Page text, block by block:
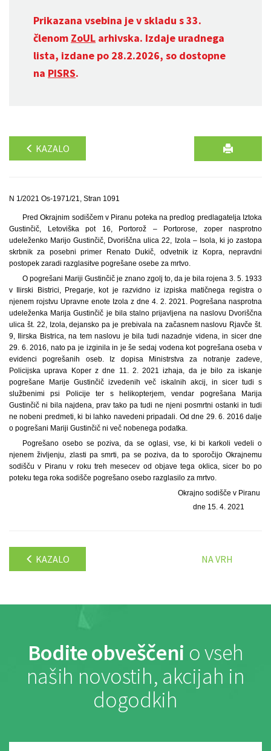
Prikazana vsebina je v skladu s 33.
členom ZoUL arhivska. Izdaje uradnega
lista, izdane po 28.2.2026, so dostopne
na PISRS.
KAZALO
N 1/2021 Os-1971/21, Stran 1091
Pred Okrajnim sodiščem v Piranu poteka na predlog predlagatelja Iztoka
Gustinčič, Letoviška pot 16, Portorož – Portorose, zoper nasprotno
udeleženko Marijo Gustinčič, Dvoriščna ulica 22, Izola – Isola, ki jo zastopa
skrbnik za posebni primer Renato Dukič, odvetnik iz Kopra, nepravdni
postopek zaradi razglasitve pogrešane osebe za mrtvo.
O pogrešani Mariji Gustinčič je znano zgolj to, da je bila rojena 3. 5. 1933
v Ilirski Bistrici, Pregarje, kot je razvidno iz izpiska matičnega registra o
njenem rojstvu Upravne enote Izola z dne 4. 2. 2021. Pogrešana nasprotna
udeleženka Marija Gustinčič je bila stalno prijavljena na naslovu Dvoriščna
ulica št. 22, Izola, dejansko pa je prebivala na začasnem naslovu Rjavče št.
9, Ilirska Bistrica, na tem naslovu je bila tudi nazadnje videna, in sicer dne
29. 6. 2016, nato pa je izginila in je še sedaj vodena kot pogrešana oseba v
evidenci pogrešanih oseb. Iz dopisa Ministrstva za notranje zadeve,
Policijska uprava Koper z dne 11. 2. 2021 izhaja, da je bilo za iskanje
pogrešane Marije Gustinčič izvedenih več iskalnih akcij, in sicer tudi s
službenimi psi Policije ter s helikopterjem, vendar pogrešana Marija
Gustinčič ni bila najdena, prav tako pa tudi ne njeni posmrtni ostanki in tudi
ne nobeni predmeti, ki bi lahko navedeni pripadali. Od dne 29. 6. 2016 dalje
o pogrešani Mariji Gustinčič ni več nobenega podatka.
Pogrešano osebo se poziva, da se oglasi, vse, ki bi karkoli vedeli o
njenem življenju, zlasti pa smrti, pa se poziva, da to sporočijo Okrajnemu
sodišču v Piranu v roku treh mesecev od objave tega oklica, sicer bo po
poteku tega roka sodišče pogrešano osebo razglasilo za mrtvo.
Okrajno sodišče v Piranu
dne 15. 4. 2021
KAZALO NA VRH
Bodite obveščeni o vseh
naših novostih, akcijah in
dogodkih